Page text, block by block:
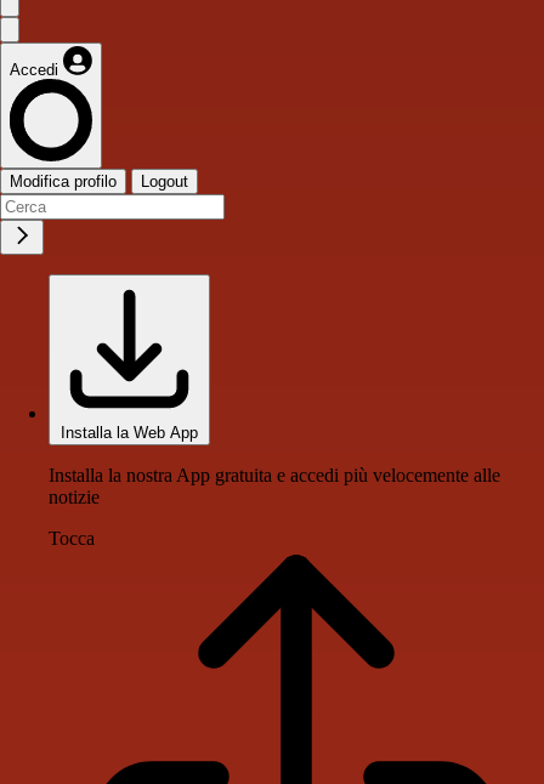
Accedi
Modifica profilo Logout
Installa la Web App
Installa la nostra App gratuita e accedi più velocemente alle
notizie
Tocca